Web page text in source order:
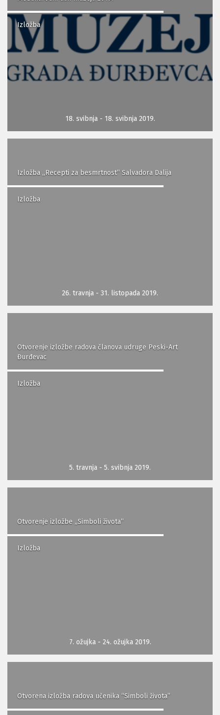
Izložba
18. svibnja - 18. svibnja 2019.
Izložba „Recepti za besmrtnost“ Salvadora Dalija
Izložba
26. travnja - 31. listopada 2019.
Otvorenje izložbe radova članova udruge Peski-Art
Đurđevac
Izložba
5. travnja - 5. svibnja 2019.
Otvorenje izložbe „Simboli života“
Izložba
7. ožujka - 24. ožujka 2019.
Otvorena izložba radova učenika “Simboli života”